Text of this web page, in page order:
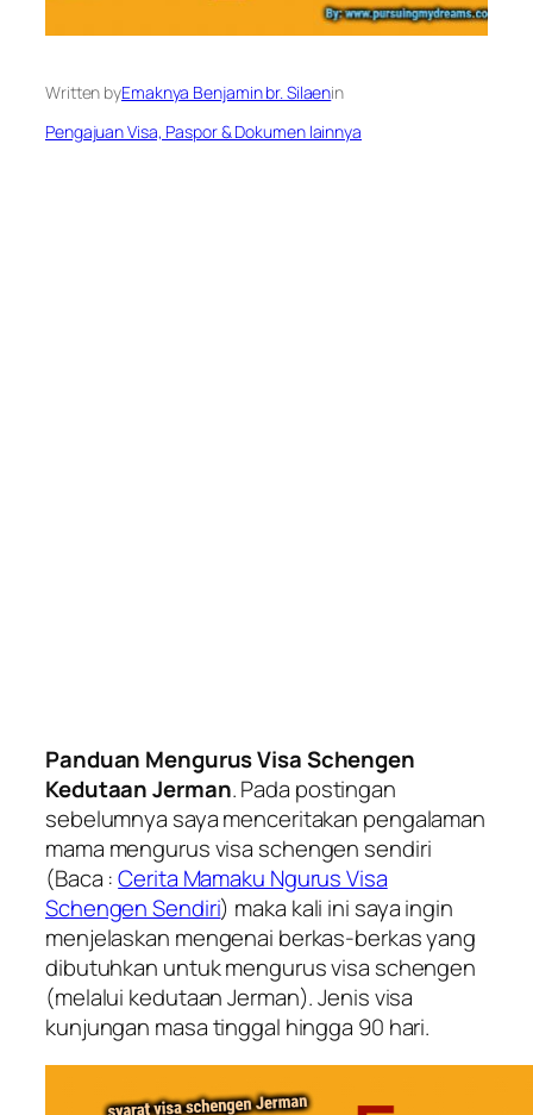
Written byEmaknya Benjamin br. Silaenin
Pengajuan Visa, Paspor & Dokumen lainnya
Panduan Mengurus Visa Schengen
Kedutaan Jerman. Pada postingan
sebelumnya saya menceritakan pengalaman
mama mengurus visa schengen sendiri
(Baca :Cerita Mamaku Ngurus Visa
Schengen Sendiri) maka kali ini saya ingin
menjelaskan mengenai berkas-berkas yang
dibutuhkan untuk mengurus visa schengen
(melalui kedutaan Jerman). Jenis visa
kunjungan masa tinggal hingga 90 hari.